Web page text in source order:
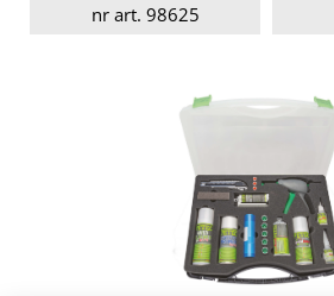
nr art. 98625